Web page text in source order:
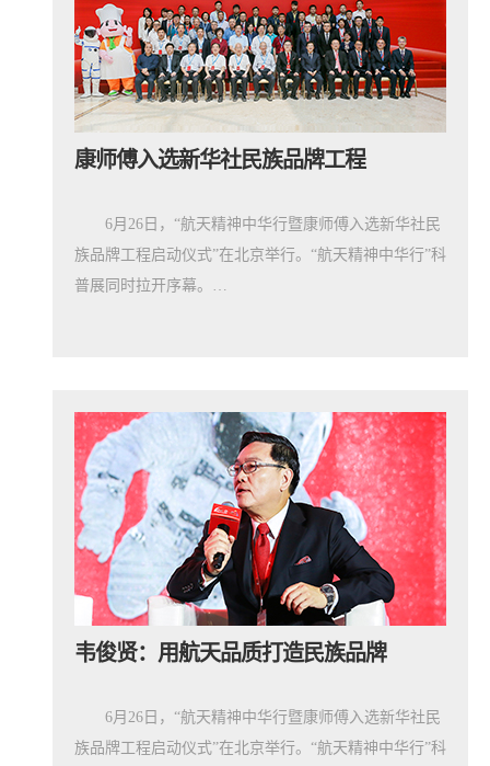
康师傅入选新华社民族品牌工程
6月26日，“航天精神中华行暨康师傅入选新华社民
族品牌工程启动仪式”在北京举行。“航天精神中华行”科
普展同时拉开序幕。…
韦俊贤：用航天品质打造民族品牌
6月26日，“航天精神中华行暨康师傅入选新华社民
族品牌工程启动仪式”在北京举行。“航天精神中华行”科